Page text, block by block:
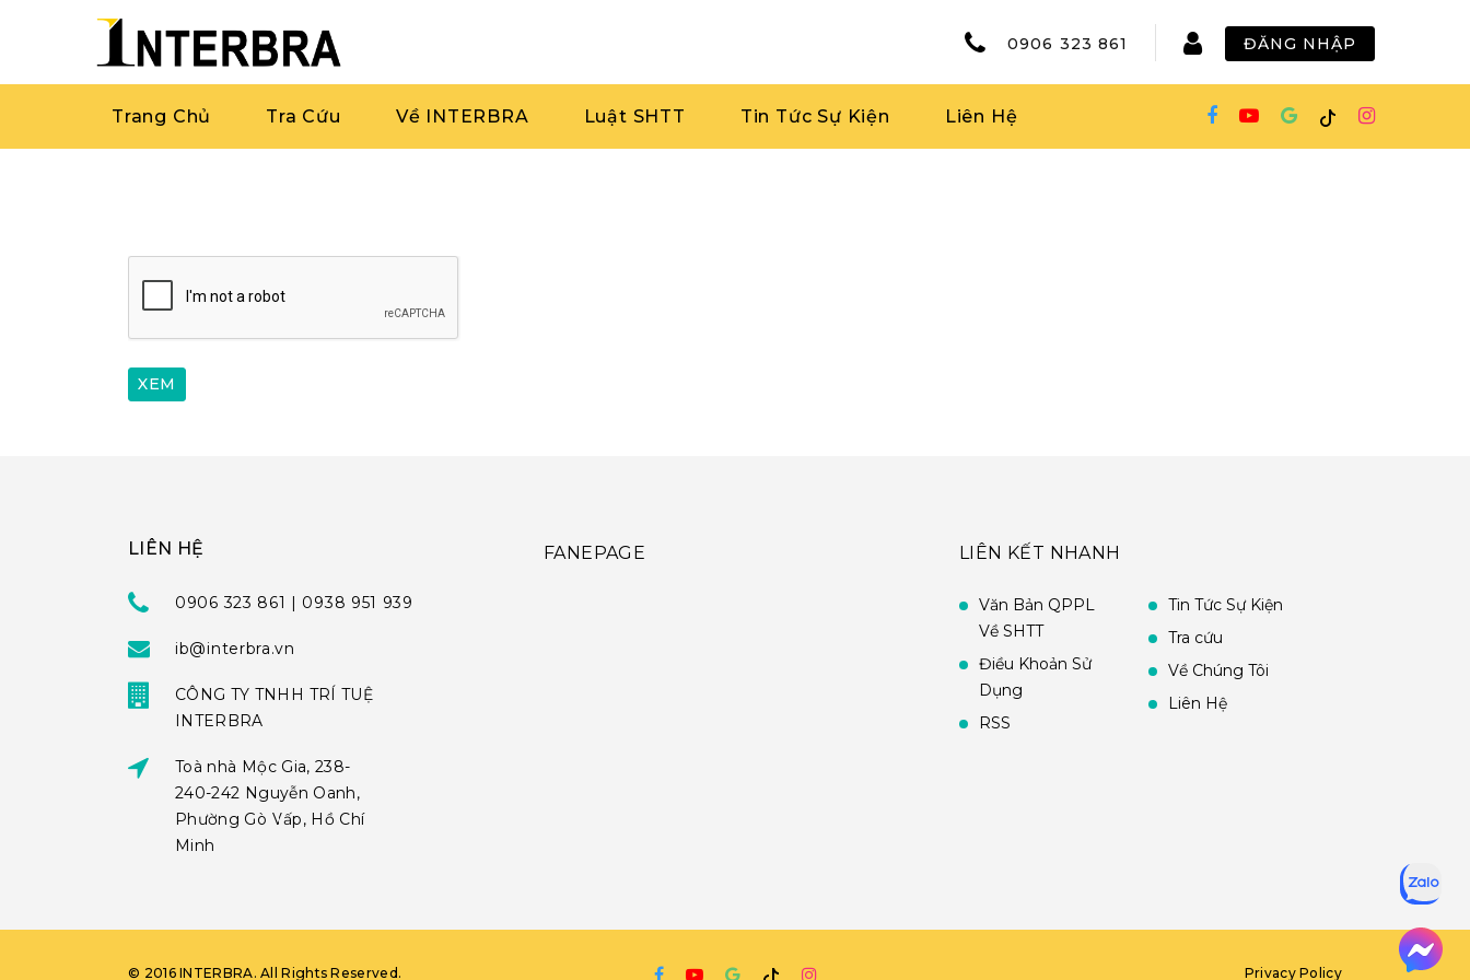
0906 323 861 ĐĂNG NHẬP
Trang Chủ Tra Cứu Về INTERBRA Luật SHTT Tin Tức Sự Kiện Liên Hệ
LIÊN HỆ
0906 323 861 | 0938 951 939
ib@interbra.vn
CÔNG TY TNHH TRÍ TUỆ
INTERBRA
Toà nhà Mộc Gia, 238-
240-242 Nguyễn Oanh,
Phường Gò Vấp, Hồ Chí
Minh
FANEPAGE LIÊN KẾT NHANH
Văn Bản QPPL
Về SHTT
Điều Khoản Sử
Dụng
RSS
Tin Tức Sự Kiện
Tra cứu
Về Chúng Tôi
Liên Hệ
© 2016 INTERBRA. All Rights Reserved. Privacy Policy